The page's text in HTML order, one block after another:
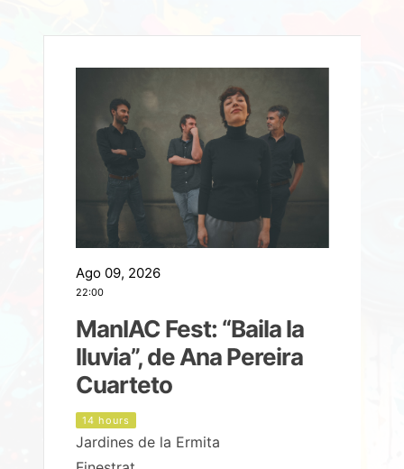
Ago 09, 2026
22:00
ManIAC Fest: “Baila la
lluvia”, de Ana Pereira
Cuarteto
14 hours
Jardines de la Ermita